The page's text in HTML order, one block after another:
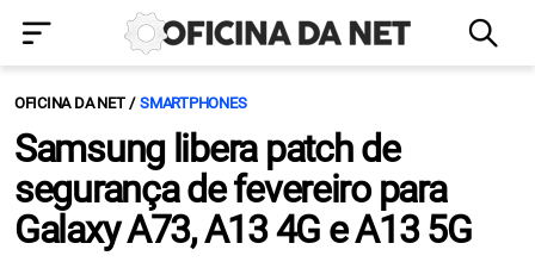
OFICINA DA NET SMARTPHONES
Samsung libera patch de
segurança de fevereiro para
Galaxy A73, A13 4G e A13 5G